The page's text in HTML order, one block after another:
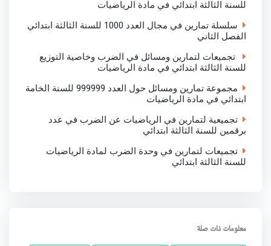
للسنة الثالثة ابتدائي في مادة الرياضيات
سلسلة تمارين في مجال العدد 1000 للسنة الثالثة ابتدائي
الفصل الثاني
تجميعات لتمارين ومسائل في الضرب وخاصية التوزيع
للسنة الثالثة ابتدائي في مادة الرياضيات
مجموعة تمارين ومسائل حول العدد 999999 للسنة الخامة
ابتدائي في مادة الرياضيات
تجميعية لتمارين في الرياضيات عن الضرب في عدد
برقمين للسنة الثالثة ابتدائي
تجميعات لتمارين في وحدة الضرب لمادة الرياضيات
للسنة الثالثة ابتدائي
معلومات ذات صلة